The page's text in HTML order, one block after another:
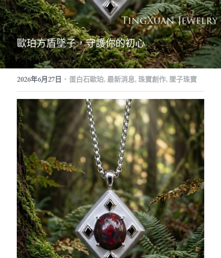
為人生的某個決定
生日／人生里程碑
定製案例
訂製預約
擁抱自然
符號力量
珠寶創作
珠寶知識
珠寶保養
關於 TXJ
常見問答
生命珠寶
搜索
繁體中文
繁體中文
English
珠寶藝廊
歐珀方盾墜子，守護你的初心
2026年6月27日 · 蛋白石歐珀, 最新消息, 珠寶創作, 墜子珠寶